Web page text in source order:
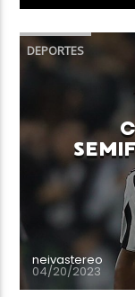
TÍTULO
ARTISTA
Neiva Estereo
DEPORTES
neivastereo
04/20/2023